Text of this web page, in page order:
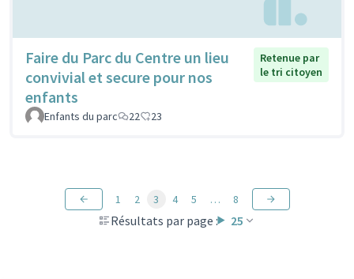
Faire du Parc du Centre un lieu
convivial et secure pour nos
enfants
Retenue par
le tri citoyen
Enfants du parc 22 23
Résultats par page : 25
1 2 3 4 5 … 8